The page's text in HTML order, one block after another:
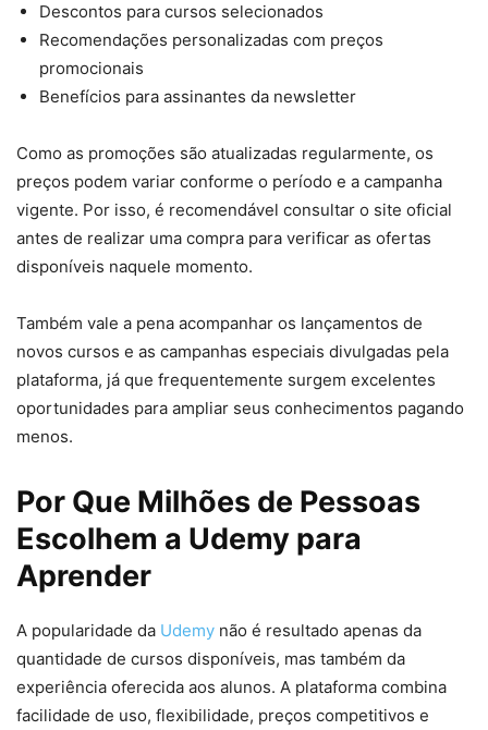
Descontos para cursos selecionados
Recomendações personalizadas com preços
promocionais
Benefícios para assinantes da newsletter
Como as promoções são atualizadas regularmente, os
preços podem variar conforme o período e a campanha
vigente. Por isso, é recomendável consultar o site oficial
antes de realizar uma compra para verificar as ofertas
disponíveis naquele momento.
Também vale a pena acompanhar os lançamentos de
novos cursos e as campanhas especiais divulgadas pela
plataforma, já que frequentemente surgem excelentes
oportunidades para ampliar seus conhecimentos pagando
menos.
Por Que Milhões de Pessoas
Escolhem a Udemy para
Aprender
A popularidade da Udemy não é resultado apenas da
quantidade de cursos disponíveis, mas também da
experiência oferecida aos alunos. A plataforma combina
facilidade de uso, flexibilidade, preços competitivos e